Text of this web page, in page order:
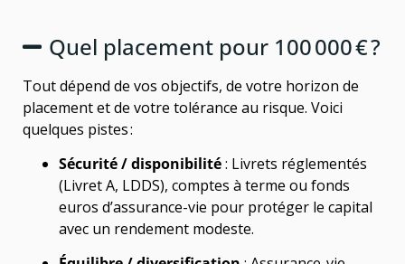
Quel placement pour 100 000 € ?
Tout dépend de vos objectifs, de votre horizon de
placement et de votre tolérance au risque. Voici
quelques pistes :
Sécurité / disponibilité: Livrets réglementés
(Livret A, LDDS), comptes à terme ou fonds
euros d’assurance-vie pour protéger le capital
avec un rendement modeste.